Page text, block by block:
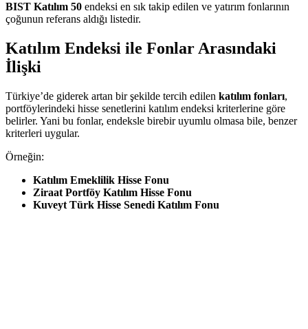
BIST Katılım 50 endeksi en sık takip edilen ve yatırım fonlarının
çoğunun referans aldığı listedir.
Katılım Endeksi ile Fonlar Arasındaki
İlişki
Türkiye’de giderek artan bir şekilde tercih edilen katılım fonları,
portföylerindeki hisse senetlerini katılım endeksi kriterlerine göre
belirler. Yani bu fonlar, endeksle birebir uyumlu olmasa bile, benzer
kriterleri uygular.
Örneğin:
Katılım Emeklilik Hisse Fonu
Ziraat Portföy Katılım Hisse Fonu
Kuveyt Türk Hisse Senedi Katılım Fonu